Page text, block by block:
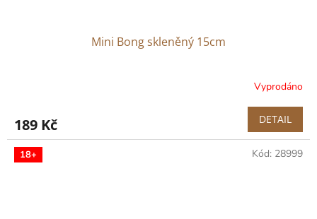
Mini Bong skleněný 15cm
Vyprodáno
189 Kč DETAIL
18+ Kód: 28999